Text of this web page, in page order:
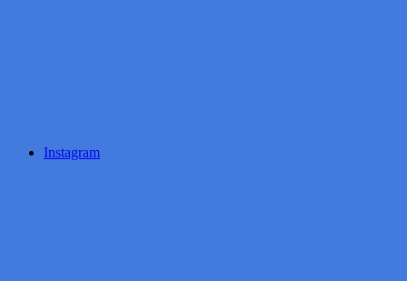
Instagram